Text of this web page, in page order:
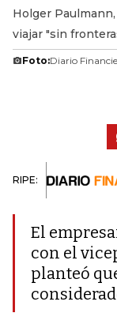
Holger
viajar "sin
Foto:Diario
RIPE:
El
con el
planteó